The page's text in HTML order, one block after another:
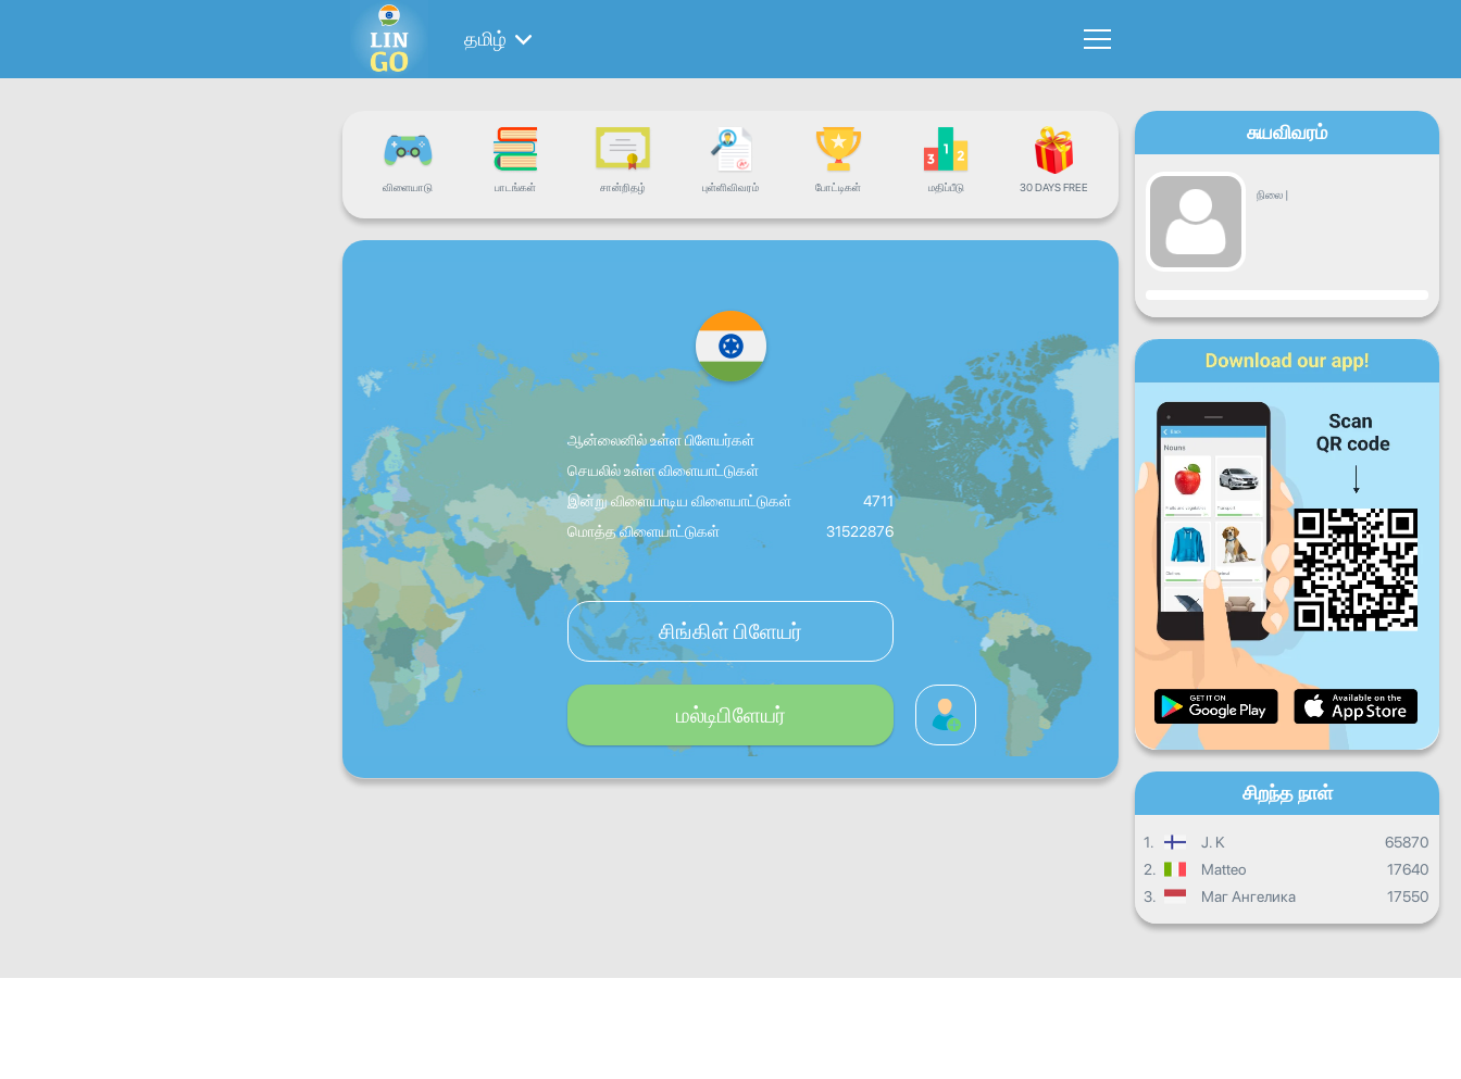
தமிழ்
விளையாடு பாடங்கள் சான்றிதழ் புள்ளிவிவரம் போட்டிகள் மதிப்பீடு 30 DAYS FREE
ஆன்லைனில் உள்ள பிளேயர்கள்
செயலில் உள்ள விளையாட்டுகள்
இன்று விளையாடிய விளையாட்டுகள்
4711
மொத்த விளையாட்டுகள்
31522876
சிங்கிள் பிளேயர்
மல்டிபிளேயர்
சுயவிவரம்
நிலை |
முன்னேற்றம்
திங்கட்கிழமைசெவ்வாய்க்கிழமை
புதன்கிழமைவியாழக்கிழமை
வெள்ளிக்கிழமைசனிக்கிழமைஞாயிற்றுக்கிழமை
தினசரி முன்னேற்றம்
மாத முன்னேற்றம்
ஒட்டுமொத்த முன்னேற்றம்
சிறந்த நாள்
1. J. K
65870
2.
Matteo
17640
3.
Маг Ангелика 17550